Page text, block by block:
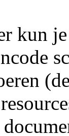
kun